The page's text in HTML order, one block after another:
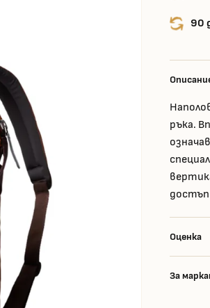
90
ръка.
достъп
Оценка
За